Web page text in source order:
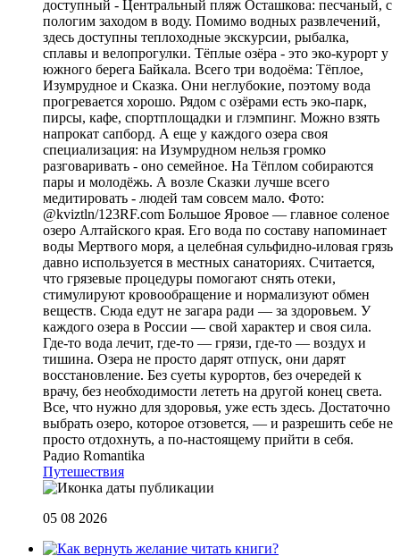
доступный - Центральный пляж Осташкова: песчаный, с
пологим заходом в воду. Помимо водных развлечений,
здесь доступны теплоходные экскурсии, рыбалка,
сплавы и велопрогулки. Тёплые озёра - это эко-курорт у
южного берега Байкала. Всего три водоёма: Тёплое,
Изумрудное и Сказка. Они неглубокие, поэтому вода
прогревается хорошо. Рядом с озёрами есть эко-парк,
пирсы, кафе, спортплощадки и глэмпинг. Можно взять
напрокат сапборд. А еще у каждого озера своя
специализация: на Изумрудном нельзя громко
разговаривать - оно семейное. На Тёплом собираются
пары и молодёжь. А возле Сказки лучше всего
медитировать - людей там совсем мало. Фото:
@kviztln/123RF.com Большое Яровое — главное соленое
озеро Алтайского края. Его вода по составу напоминает
воды Мертвого моря, а целебная сульфидно-иловая грязь
давно используется в местных санаториях. Считается,
что грязевые процедуры помогают снять отеки,
стимулируют кровообращение и нормализуют обмен
веществ. Сюда едут не загара ради — за здоровьем. У
каждого озера в России — свой характер и своя сила.
Где-то вода лечит, где-то — грязи, где-то — воздух и
тишина. Озера не просто дарят отпуск, они дарят
восстановление. Без суеты курортов, без очередей к
врачу, без необходимости лететь на другой конец света.
Все, что нужно для здоровья, уже есть здесь. Достаточно
выбрать озеро, которое отзовется, — и разрешить себе не
просто отдохнуть, а по-настоящему прийти в себя.
Радио Romantika
Путешествия
05 08 2026